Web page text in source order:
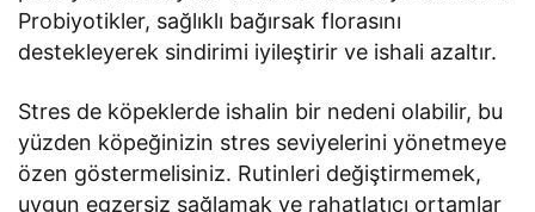
Probiyotikler, sağlıklı bağırsak florasını
destekleyerek sindirimi iyileştirir ve ishali azaltır.
Stres de köpeklerde ishalin bir nedeni olabilir, bu
yüzden köpeğinizin stres seviyelerini yönetmeye
özen göstermelisiniz. Rutinleri değiştirmemek,
uygun egzersiz sağlamak ve rahatlatıcı ortamlar